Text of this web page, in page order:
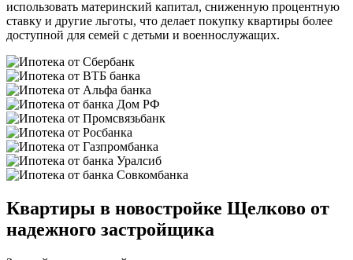
использовать материнский капитал, сниженную процентную
ставку и другие льготы, что делает покупку квартиры более
доступной для семей с детьми и военнослужащих.
Квартиры в новостройке Щелково от
надежного застройщика